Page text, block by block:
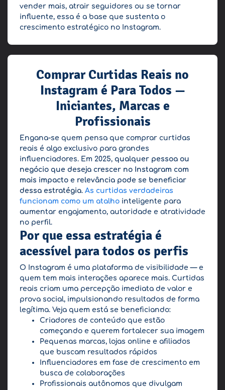
vender mais, atrair seguidores ou se tornar
influente, essa é a base que sustenta o
crescimento estratégico no Instagram.
Comprar Curtidas Reais no
Instagram é Para Todos —
Iniciantes, Marcas e
Profissionais
Engana-se quem pensa que comprar curtidas
reais é algo exclusivo para grandes
influenciadores. Em 2025, qualquer pessoa ou
negócio que deseja crescer no Instagram com
mais impacto e relevância pode se beneficiar
dessa estratégia. As curtidas verdadeiras
funcionam como um atalho inteligente para
aumentar engajamento, autoridade e atratividade
no perfil.
Por que essa estratégia é
acessível para todos os perfis
O Instagram é uma plataforma de visibilidade — e
quem tem mais interações aparece mais. Curtidas
reais criam uma percepção imediata de valor e
prova social, impulsionando resultados de forma
legítima. Veja quem está se beneficiando:
Criadores de conteúdo que estão
começando e querem fortalecer sua imagem
Pequenas marcas, lojas online e afiliados
que buscam resultados rápidos
Influenciadores em fase de crescimento em
busca de colaborações
Profissionais autônomos que divulgam